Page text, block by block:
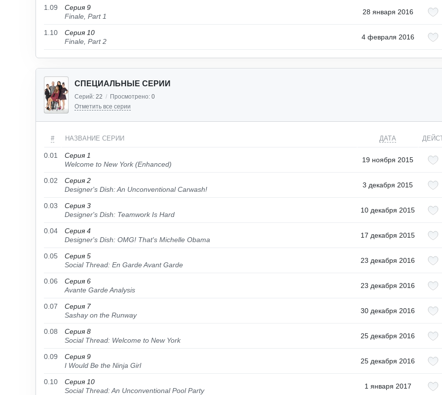
1.09
Серия 9
Finale, Part 1
28 января 2016
1.10
Серия 10
Finale, Part 2
4 февраля 2016
СПЕЦИАЛЬНЫЕ СЕРИИ
Серий: 22 / Просмотрено: 0
Отметить все серии
# НАЗВАНИЕ СЕРИИ ДАТА
0.01
Серия 1
Welcome to New York (Enhanced)
19 ноября 2015
0.02
Серия 2
Designer's Dish: An Unconventional Carwash!
3 декабря 2015
0.03
Серия 3
Designer's Dish: Teamwork Is Hard
10 декабря 2015
0.04
Серия 4
Designer's Dish: OMG! That's Michelle Obama
17 декабря 2015
0.05
Серия 5
Social Thread: En Garde Avant Garde
23 декабря 2016
0.06
Серия 6
Avante Garde Analysis
23 декабря 2016
0.07
Серия 7
Sashay on the Runway
30 декабря 2016
0.08
Серия 8
Social Thread: Welcome to New York
25 декабря 2016
0.09
Серия 9
I Would Be the Ninja Girl
25 декабря 2016
0.10
Серия 10
Social Thread: An Unconventional Pool Party
1 января 2017